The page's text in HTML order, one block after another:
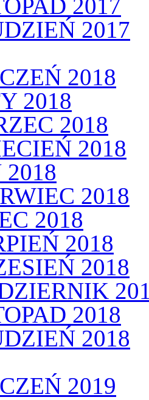
2017
2017
2018
2018
2018
2018
2018
2018
2018
2018
2018
2018
2019